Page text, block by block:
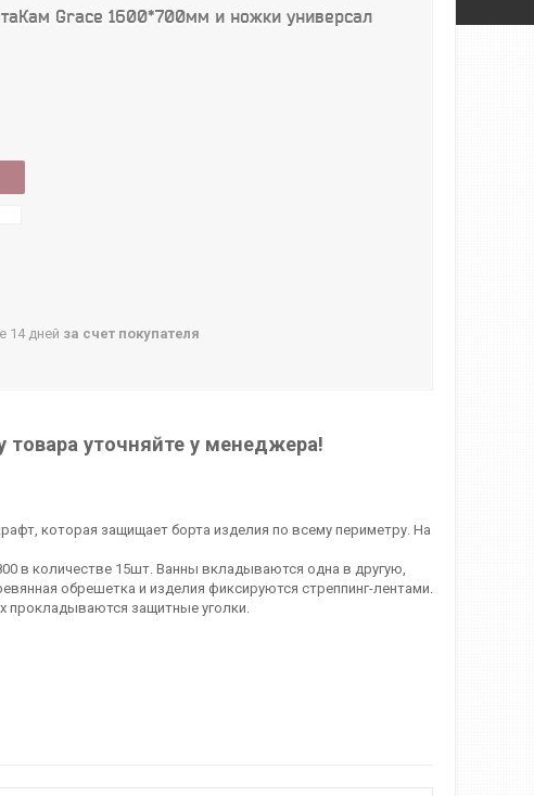
Grace 1600*700мм и ножки универсал
14 дней за счет покупателя
уточняйте у менеджера!
которая защищает борта изделия по всему периметру. На
в количестве 15шт. Ванны вкладываются одна в другую,
обрешетка и изделия фиксируются стреппинг-лентами.
прокладываются защитные уголки.